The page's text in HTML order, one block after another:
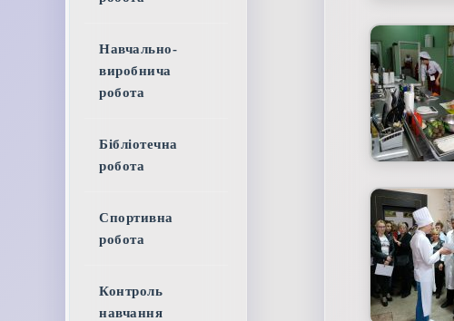
Навчально-
виробнича
робота
Бібліотечна
робота
Спортивна
робота
Контроль
навчання